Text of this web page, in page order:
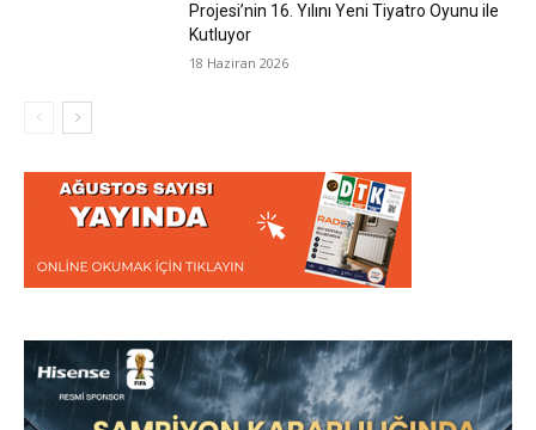
Projesi’nin 16. Yılını Yeni Tiyatro Oyunu ile
Kutluyor
18 Haziran 2026